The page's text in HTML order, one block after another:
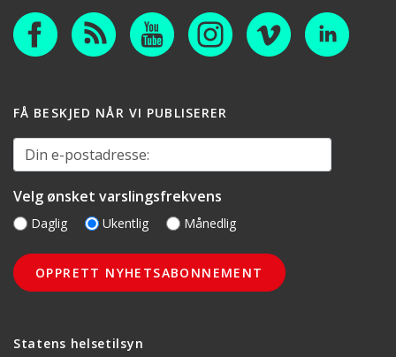
Statens helsetilsyn
FÅ BESKJED NÅR VI PUBLISERER
Din e-postadresse:
Velg ønsket varslingsfrekvens
Daglig Ukentlig Månedlig